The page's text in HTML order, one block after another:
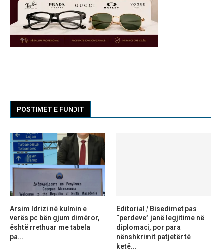
POSTIMET E FUNDIT
Arsim Idrizi në kulmin e
verës po bën gjum dimëror,
është rrethuar me tabela
pa...
Editorial / Bisedimet pas
“perdeve” janë legjitime në
diplomaci, por para
nënshkrimit patjetër të
ketë...